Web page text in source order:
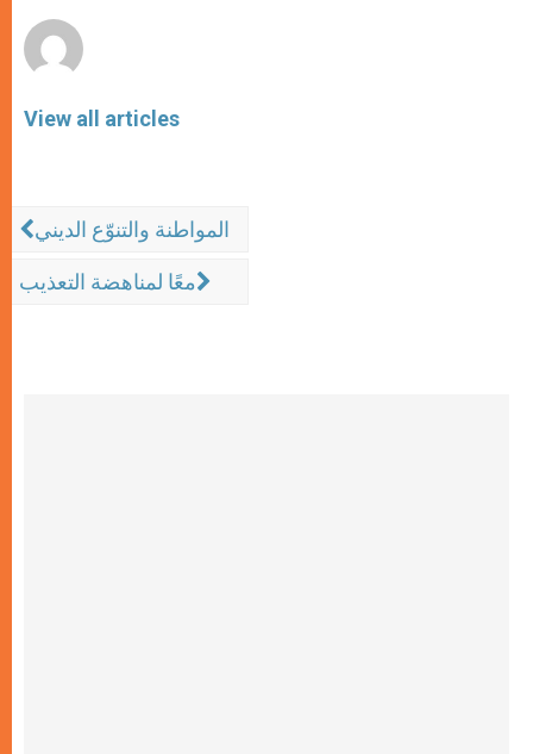
View all articles
المواطنة والتنوّع الديني
معًا لمناهضة التعذيب